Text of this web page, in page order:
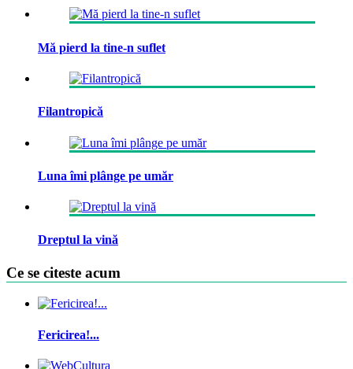
Mă pierd la tine-n suflet
Filantropică
Luna îmi plânge pe umăr
Dreptul la vină
Ce se citeste acum
Fericirea!...